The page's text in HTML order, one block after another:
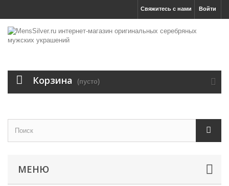
Войти
Свяжитесь с нами
Корзина (пусто)
МЕНЮ